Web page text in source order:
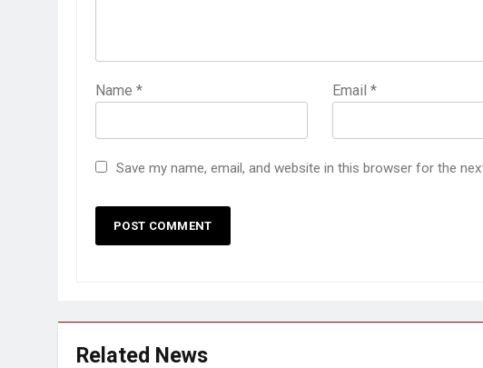
Name * Email *
Save my name, email, and website in this browser for the
Related News